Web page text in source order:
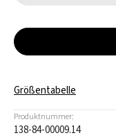
Größentabelle
Produktnummer:
138-84-00009.14